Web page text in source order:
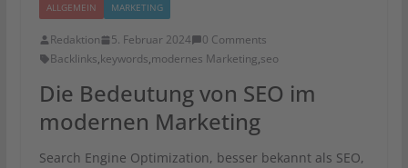
ALLGEMEIN MARKETING
Redaktion 5. Februar 2024
0 Comments
Backlinks,keywords,modernes Marketing,seo
Die Bedeutung von SEO im
modernen Marketing
Search Engine Optimization, besser bekannt als SEO,